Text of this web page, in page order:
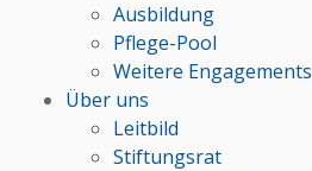
Ausbildung
Pflege-Pool
Weitere Engagements
Über uns
Leitbild
Stiftungsrat